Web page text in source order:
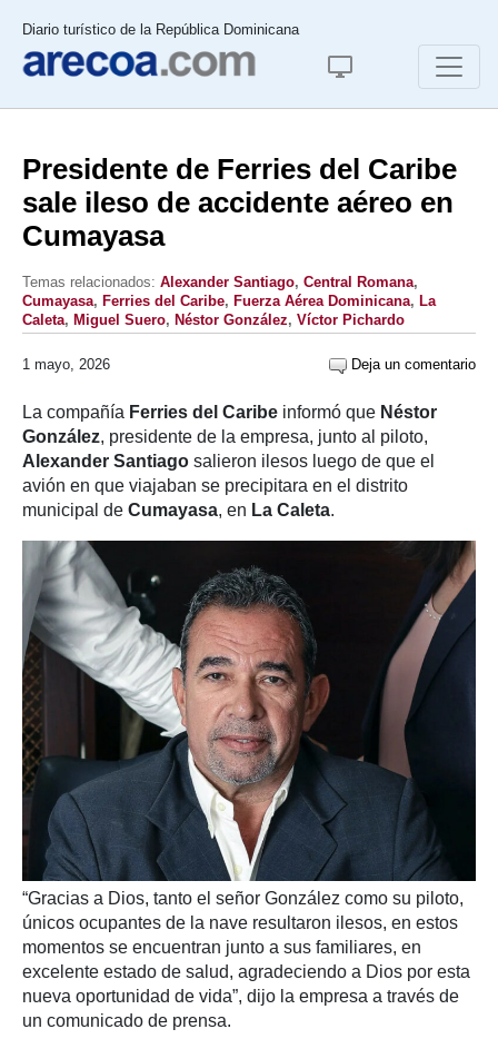
Diario turístico de la República Dominicana
Presidente de Ferries del Caribe
sale ileso de accidente aéreo en
Cumayasa
Temas relacionados: Alexander Santiago, Central Romana,
Cumayasa, Ferries del Caribe, Fuerza Aérea Dominicana, La
Caleta, Miguel Suero, Néstor González, Víctor Pichardo
1 mayo, 2026 Deja un comentario
La compañía Ferries del Caribe informó que Néstor
González, presidente de la empresa, junto al piloto,
Alexander Santiago salieron ilesos luego de que el
avión en que viajaban se precipitara en el distrito
municipal de Cumayasa, en La Caleta.
“Gracias a Dios, tanto el señor González como su piloto,
únicos ocupantes de la nave resultaron ilesos, en estos
momentos se encuentran junto a sus familiares, en
excelente estado de salud, agradeciendo a Dios por esta
nueva oportunidad de vida”, dijo la empresa a través de
un comunicado de prensa.